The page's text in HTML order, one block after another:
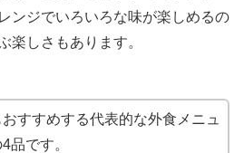
ンジでいろいろな味が楽しめるの
楽しさもあります。
すすめする代表的な外食メニュ
品です。